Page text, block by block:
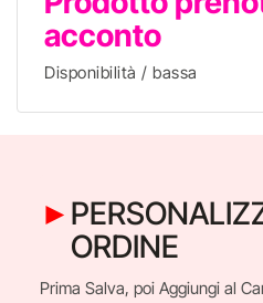
acconto
Disponibilità / bassa
ORDINE
Prima Salva, poi Aggiungi al